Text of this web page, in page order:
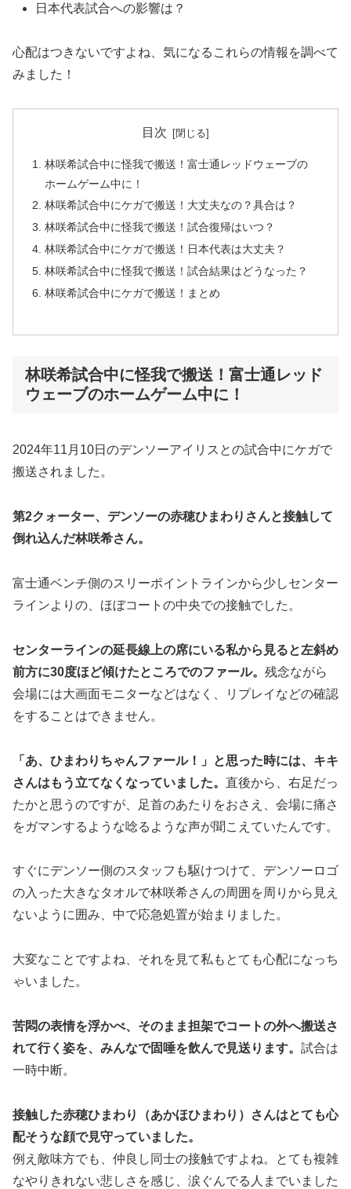
日本代表試合への影響は？
心配はつきないですよね、気になるこれらの情報を調べて
みました！
目次
林咲希試合中に怪我で搬送！富士通レッドウェーブの
ホームゲーム中に！
林咲希試合中にケガで搬送！大丈夫なの？具合は？
林咲希試合中に怪我で搬送！試合復帰はいつ？
林咲希試合中にケガで搬送！日本代表は大丈夫？
林咲希試合中に怪我で搬送！試合結果はどうなった？
林咲希試合中にケガで搬送！まとめ
林咲希試合中に怪我で搬送！富士通レッド
ウェーブのホームゲーム中に！
2024年11月10日のデンソーアイリスとの試合中にケガで
搬送されました。
第2クォーター、デンソーの赤穂ひまわりさんと接触して
倒れ込んだ林咲希さん。
富士通ベンチ側のスリーポイントラインから少しセンター
ラインよりの、ほぼコートの中央での接触でした。
センターラインの延長線上の席にいる私から見ると左斜め
前方に30度ほど傾けたところでのファール。 残念ながら
会場には大画面モニターなどはなく、リプレイなどの確認
をすることはできません。
「あ、ひまわりちゃんファール！」と思った時には、キキ
さんはもう立てなくなっていました。 直後から、右足だっ
たかと思うのですが、足首のあたりをおさえ、会場に痛さ
をガマンするような唸るような声が聞こえていたんです。
すぐにデンソー側のスタッフも駆けつけて、デンソーロゴ
の入った大きなタオルで林咲希さんの周囲を周りから見え
ないように囲み、中で応急処置が始まりました。
大変なことですよね、それを見て私もとても心配になっち
ゃいました。
苦悶の表情を浮かべ、そのまま担架でコートの外へ搬送さ
れて行く姿を、みんなで固唾を飲んで見送ります。 試合は
一時中断。
接触した赤穂ひまわり（あかほひまわり）さんはとても心
配そうな顔で見守っていました。
例え敵味方でも、仲良し同士の接触ですよね。
とても複雑
なやりきれない悲しさを感じ、涙ぐんでる人までいました